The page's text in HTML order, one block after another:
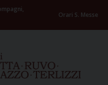
Orari S. Messe